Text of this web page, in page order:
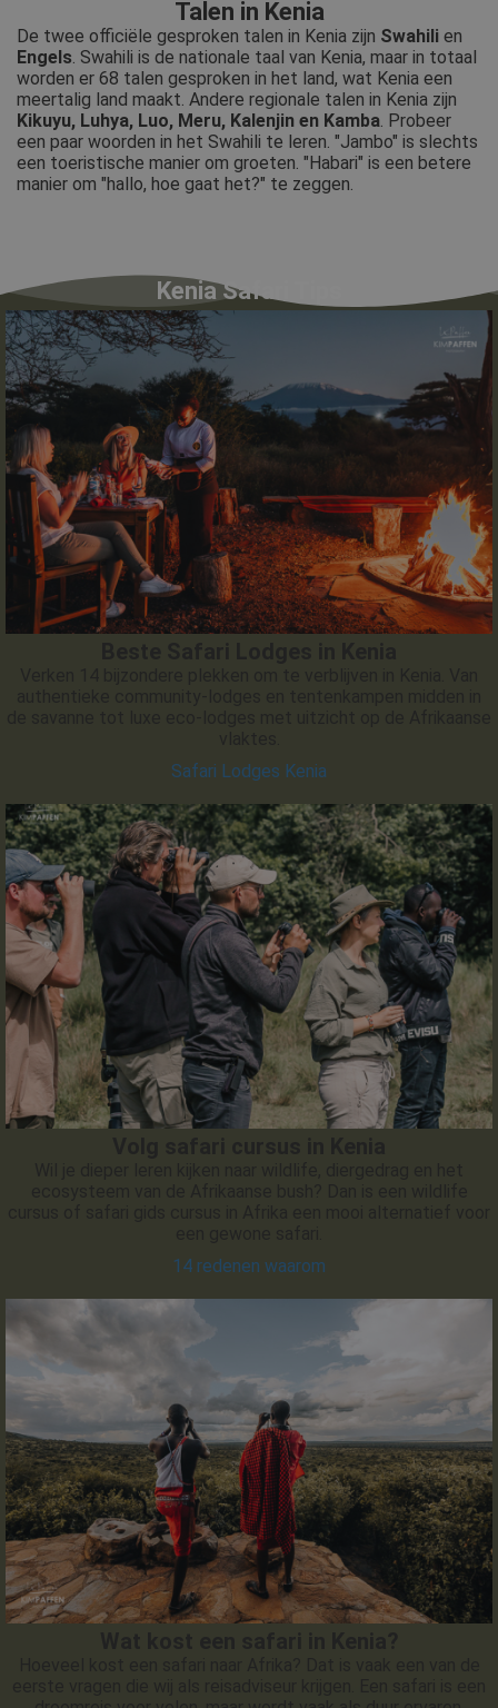
Talen in Kenia
De twee officiële gesproken talen in Kenia zijn Swahili en
Engels . Swahili is de nationale taal van Kenia, maar in totaal
worden er 68 talen gesproken in het land, wat Kenia een
meertalig land maakt. Andere regionale talen in Kenia zijn
Kikuyu, Luhya, Luo, Meru, Kalenjin en Kamba . Probeer
een paar woorden in het Swahili te leren. "Jambo" is slechts
een toeristische manier om groeten. "Habari" is een betere
manier om "hallo, hoe gaat het?" te zeggen.
Kenia Safari Tips
Safari Lodges Kenia
14 redenen waarom